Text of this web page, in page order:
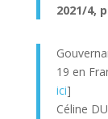
2021/4,
19 en
ici]
Céline